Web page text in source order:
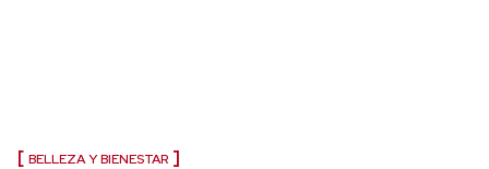
BELLEZA Y BIENESTAR